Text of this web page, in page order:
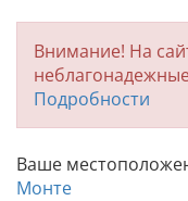
Внимание! На
Подробности
Ваше
Монте